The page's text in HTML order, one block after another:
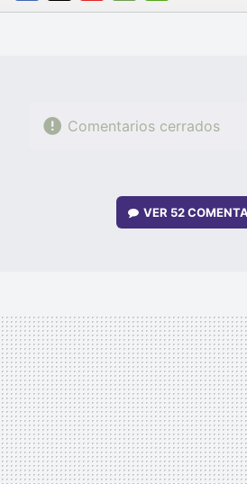
FACEBOOK
TWITTERFLIPBOARD
E-
WHATSAPP
Comentarios cerrados
VER 52